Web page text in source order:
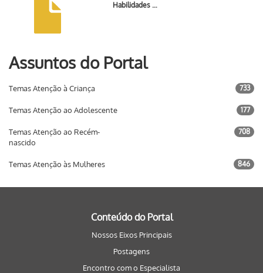
Habilidades …
Assuntos do Portal
Temas Atenção à Criança 733
Temas Atenção ao Adolescente 177
Temas Atenção ao Recém-
nascido
708
Temas Atenção às Mulheres 846
Conteúdo do Portal
Nossos Eixos Principais
Postagens
Encontro com o Especialista